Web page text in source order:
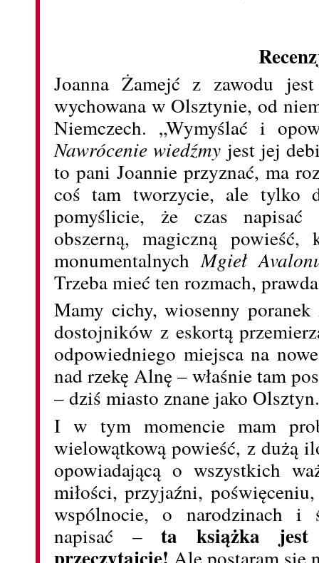
Joanna Żamejć z zawodu
wychowana w Olsztynie, od
Niemczech. „Wymyślać i
Nawrócenie wiedźmy jest jej
to pani Joannie przyznać, ma
coś tam tworzycie, ale tylko
pomyślicie, że czas
obszerną, magiczną
monumentalnychMgieł
Trzeba mieć ten rozmach,
Mamy cichy, wiosenny
dostojników z eskortą
odpowiedniego miejsca na
nad rzekę Alnę – właśnie tam
– dziś miasto znane jako Olsztyn.
I w tym momencie mam
wielowątkową powieść, z dużą
opowiadającą o wszystkich
miłości, przyjaźni,
wspólnocie, o narodzinach i
napisać –ta książka
przeczytajcie! Ale postaram się